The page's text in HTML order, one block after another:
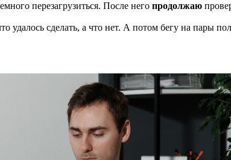
перезагрузиться. После него продолжаю
удалось сделать, а что нет. А потом бегу на пары